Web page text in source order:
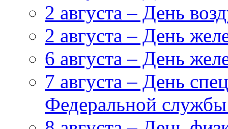
2 августа – День
2 августа – День
6 августа – День
7 августа – День
Федеральной